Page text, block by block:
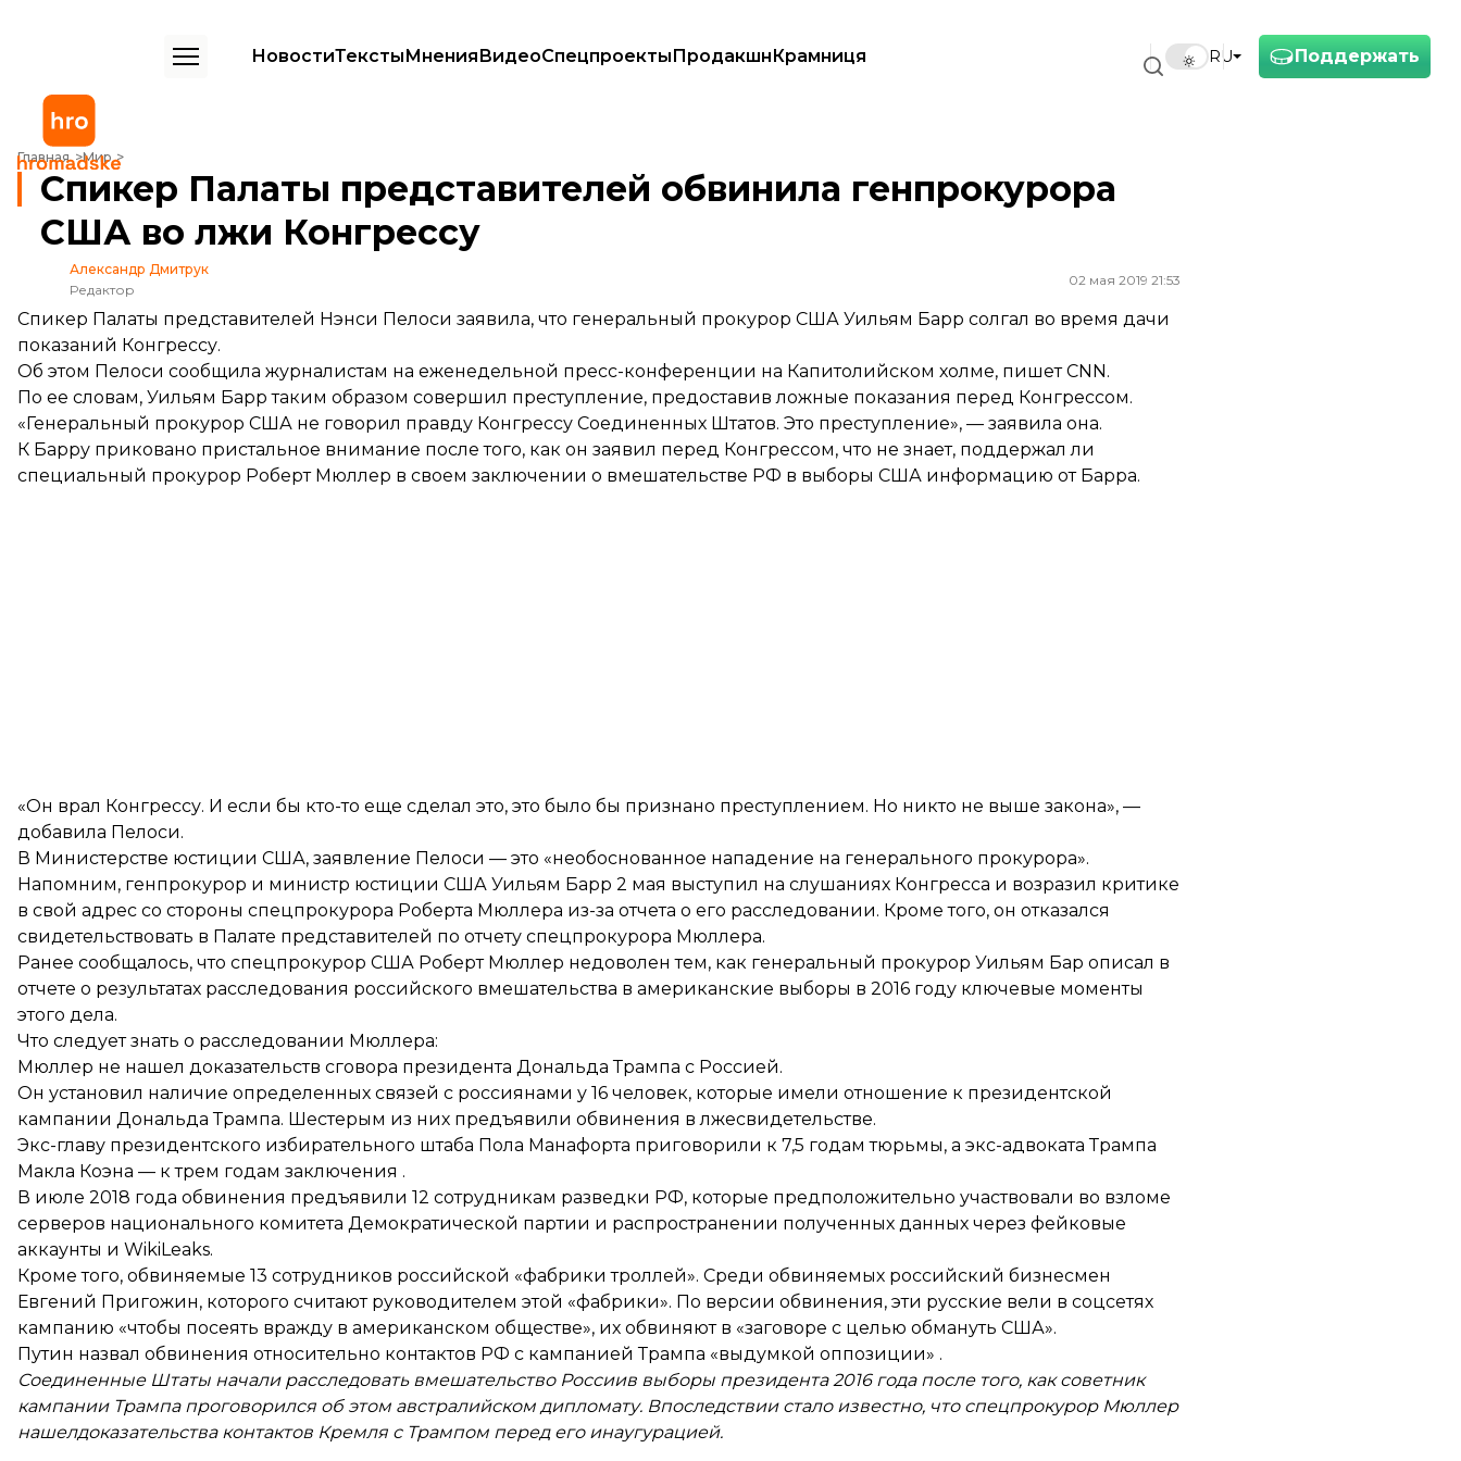
Поддержать
RU
НовостиТекстыМненияВидеоСпецпроектыПродакшнКрамниця
Главная Мир
Спикер Палаты представителей обвинила генпрокурора США во лжи Конгрессу
Спикер Палаты представителей обвинила генпрокурора
США во лжи Конгрессу
Александр Дмитрук
Редактор
02 мая 2019 21:53
Спикер Палаты представителей Нэнси Пелоси заявила, что генеральный прокурор США Уильям Барр солгал во время дачи
показаний Конгрессу.
Об этом Пелоси сообщила журналистам на еженедельной пресс-конференции на Капитолийском холме, пишетCNN.
По ее словам, Уильям Барр таким образом совершил преступление, предоставив ложные показания перед Конгрессом.
«Генеральный прокурор США не говорил правду Конгрессу Соединенных Штатов. Это преступление», — заявила она.
К Барру приковано пристальное внимание после того, как он заявил перед Конгрессом, что не знает, поддержал ли
специальный прокурор Роберт Мюллер в своем заключении о вмешательстве РФ в выборы США информацию от Барра.
«Он врал Конгрессу. И если бы кто-то еще сделал это, это было бы признано преступлением. Но никто не выше закона», —
добавила Пелоси.
В Министерстве юстиции США, заявление Пелоси — это «необоснованное нападение на генерального прокурора».
Напомним, генпрокурор и министр юстиции США Уильям Барр 2 мая выступил на слушаниях Конгресса и возразил критике
в свой адрес со стороны спецпрокурора Роберта Мюллера из-за отчета о его расследовании. Кроме того, он отказался
свидетельствовать в Палате представителей по отчету спецпрокурора Мюллера.
Ранее сообщалось, что спецпрокурор США Роберт Мюллер недоволен тем, как генеральный прокурор Уильям Бар описал в
отчете о результатах расследования российского вмешательства в американские выборы в 2016 году ключевые моменты
этого дела.
Что следует знать о расследовании Мюллера:
Мюллер не нашел доказательств сговора президента Дональда Трампа с Россией.
Он установил наличие определенных связей с россиянами у 16 человек, которые имели отношение к президентской
кампании Дональда Трампа. Шестерым из них предъявили обвинения в лжесвидетельстве.
Экс-главу президентского избирательного штаба Пола Манафорта приговорили к 7,5 годам тюрьмы, а экс-адвокатаТрампа
Макла Коэна — к трем годам заключения .
В июле 2018 года обвинения предъявили 12 сотрудникам разведки РФ, которые предположительно участвовали во взломе
серверов национального комитета Демократической партии и распространении полученных данных через фейковые
аккаунты и WikiLeaks.
Кроме того, обвиняемые 13 сотрудников российской «фабрики троллей». Среди обвиняемых российский бизнесмен
Евгений Пригожин, которого считают руководителем этой «фабрики». По версии обвинения, эти русские вели в соцсетях
кампанию «чтобы посеять вражду в американском обществе», их обвиняют в «заговоре с целью обмануть США».
Путин назвал обвинения относительно контактов РФ с кампанией Трампа «выдумкой оппозиции» .
Соединенные Штаты начали расследовать вмешательство Россиив выборы президента 2016 года после того, как советник
кампании Трампа проговорился об этом австралийском дипломату. Впоследствии стало известно, что спецпрокурор Мюллер
нашелдоказательства контактов Кремля с Трампом перед его инаугурацией.